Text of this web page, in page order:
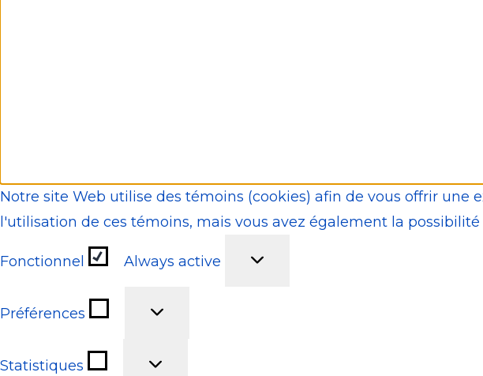
Notre site Web utilise des témoins (cookies) afin de vous offrir
l'utilisation de ces témoins, mais vous avez également la possibilité
Fonctionnel Always active
Préférences
Statistiques